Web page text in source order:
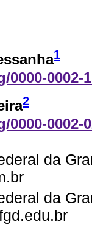
1
0002-
2
0002-
da
da